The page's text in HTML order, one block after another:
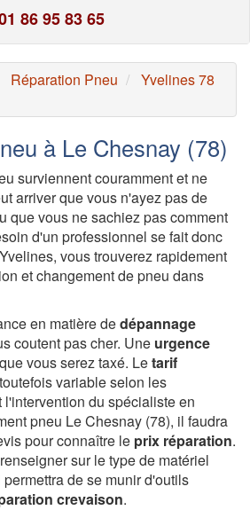
86 95 83 65
Réparation Pneu
Yvelines 78
à Le Chesnay (78)
surviennent couramment et ne
arriver que vous n'ayez pas de
que vous ne sachiez pas comment
d'un professionnel se fait donc
vous trouverez rapidement
et changement de pneu dans
en matière dedépannage
coutent pas cher. Une urgence
vous serez taxé. Letarif
variable selon les
du spécialiste en
pneu Le Chesnay (78), il faudra
pour connaître le prix réparation.
sur le type de matériel
de se munir d'outils
crevaison.